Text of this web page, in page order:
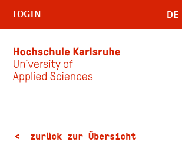
DE
LOGIN
zurück zur Übersicht